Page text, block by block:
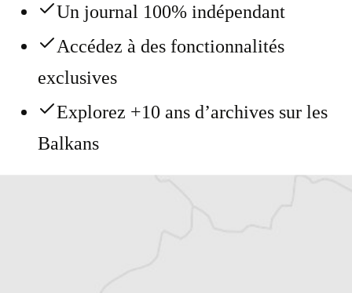
Un journal 100% indépendant
Accédez à des fonctionnalités
exclusives
Explorez +10 ans d’archives sur les
Balkans